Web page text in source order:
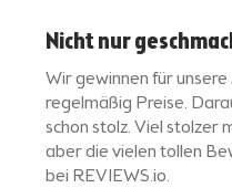
Nicht nur
Wir gewinnen für
regelmäßig Preise.
schon stolz. Viel stolzer
aber die vielen tollen
bei REVIEWS.io.